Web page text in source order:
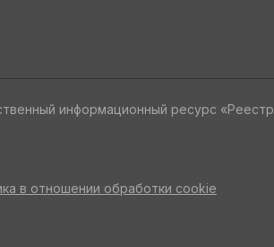
информационный ресурс «Реестр
в отношении обработки cookie